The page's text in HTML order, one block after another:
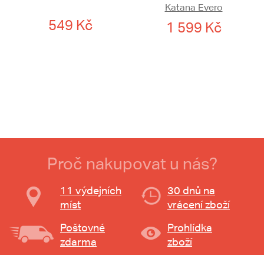
549 Kč
Katana Evero
1 599 Kč
Proč nakupovat u nás?
11 výdejních
míst
30 dnů na
vrácení zboží
Poštovné
zdarma
Prohlídka
zboží